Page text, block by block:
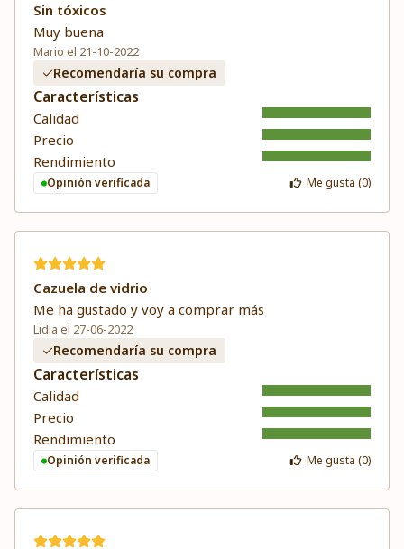
Sin tóxicos
Muy buena
Mario el 21-10-2022
Recomendaría su compra
Características
Calidad
Precio
Rendimiento
Opinión verificada Me gusta (0)
Cazuela de vidrio
Me ha gustado y voy a comprar más
Lidia el 27-06-2022
Recomendaría su compra
Características
Calidad
Precio
Rendimiento
Opinión verificada Me gusta (0)